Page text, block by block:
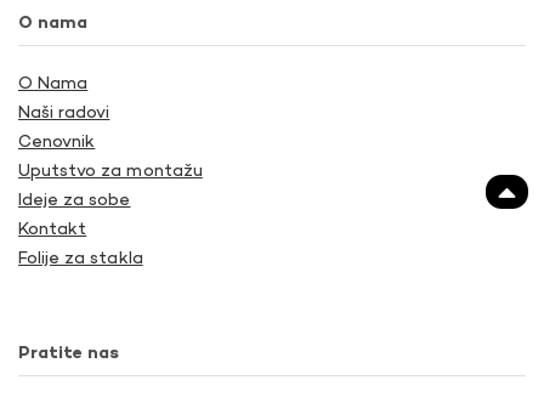
O nama
O Nama
Naši radovi
Cenovnik
Uputstvo za montažu
Ideje za sobe
Kontakt
Folije za stakla
Pratite nas